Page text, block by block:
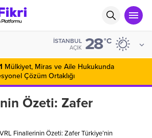
İSTANBUL
AÇIK 28°C
Mülkiyet, Miras ve Aile Hukukunda
Çözüm Ortaklığı
Özeti: Zafer
VRL Finallerinin Özeti: Zafer Türkiye’nin